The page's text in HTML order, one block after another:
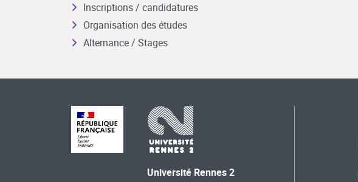
Inscriptions / candidatures
Organisation des études
Alternance / Stages
Université Rennes 2